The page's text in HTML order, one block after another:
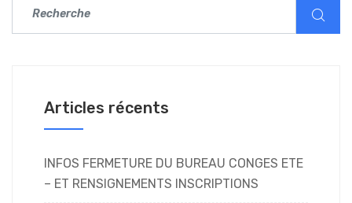
Articles récents
INFOS FERMETURE DU BUREAU CONGES ETE
– ET RENSIGNEMENTS INSCRIPTIONS